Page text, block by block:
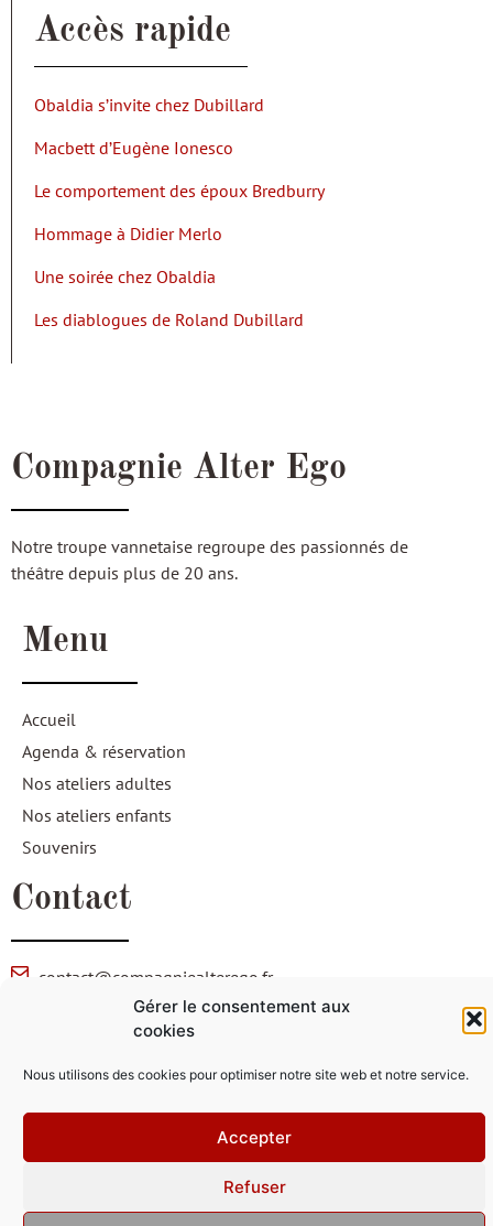
Gérer le consentement aux
cookies
Nous utilisons des cookies pour optimiser notre site web et notre service.
Accepter
Refuser
Accès rapide
Obaldia s’invite chez Dubillard
Macbett d’Eugène Ionesco
Le comportement des époux Bredburry
Hommage à Didier Merlo
Une soirée chez Obaldia
Les diablogues de Roland Dubillard
Compagnie Alter Ego
Notre troupe vannetaise regroupe des passionnés de
théâtre depuis plus de 20 ans.
Menu
Accueil
Agenda & réservation
Nos ateliers adultes
Nos ateliers enfants
Souvenirs
Contact
contact@compagniealterego.fr
3 rue de la Loi,
Derrière la salle de sports Richemont,
RDC de l'ancienne UBS faculté de droit, 56000 Vannes.
© Copyright 2026 Compagnie Alter Ego | Tous droit réservés. |Mentions légales
Politique de confidentialité